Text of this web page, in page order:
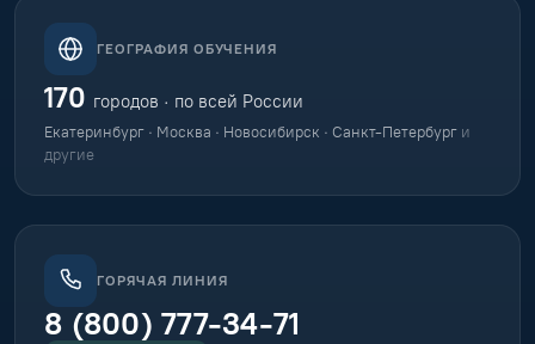
ГЕОГРАФИЯ ОБУЧЕНИЯ
170 городов · по всей России
Екатеринбург · Москва · Новосибирск · Санкт-Петербург и
другие
ГОРЯЧАЯ ЛИНИЯ
8 (800) 777-34-71